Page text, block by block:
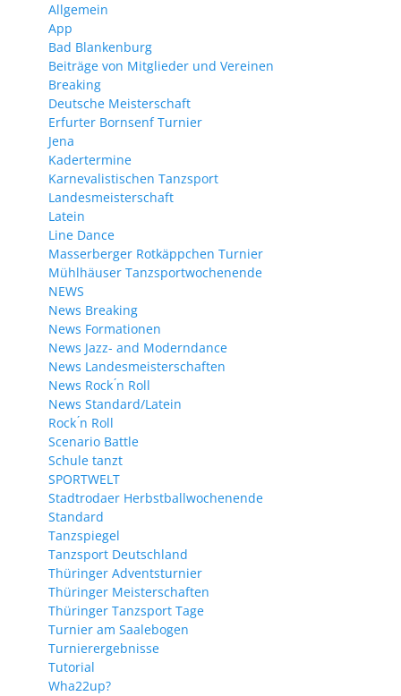
Allgemein
App
Bad Blankenburg
Beiträge von Mitglieder und Vereinen
Breaking
Deutsche Meisterschaft
Erfurter Bornsenf Turnier
Jena
Kadertermine
Karnevalistischen Tanzsport
Landesmeisterschaft
Latein
Line Dance
Masserberger Rotkäppchen Turnier
Mühlhäuser Tanzsportwochenende
NEWS
News Breaking
News Formationen
News Jazz- and Moderndance
News Landesmeisterschaften
News Rock ́n Roll
News Standard/Latein
Rock ́n Roll
Scenario Battle
Schule tanzt
SPORTWELT
Stadtrodaer Herbstballwochenende
Standard
Tanzspiegel
Tanzsport Deutschland
Thüringer Adventsturnier
Thüringer Meisterschaften
Thüringer Tanzsport Tage
Turnier am Saalebogen
Turnierergebnisse
Tutorial
Wha22up?